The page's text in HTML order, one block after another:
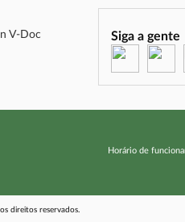
V-Doc Siga a gente
(abre
Horário de
direitos reservados.